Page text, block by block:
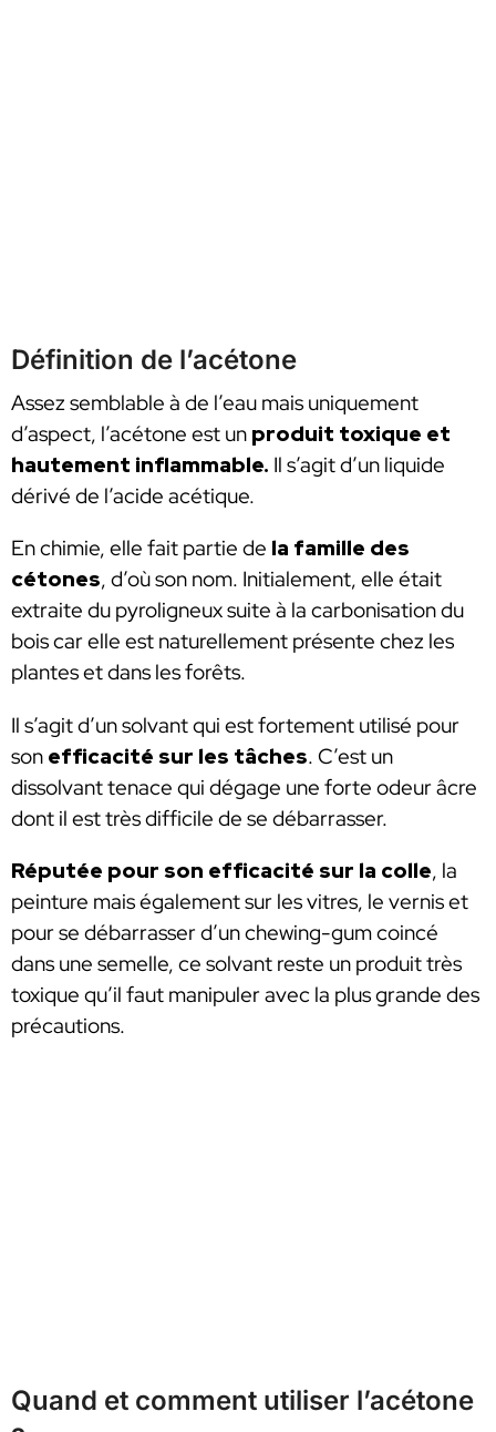
Définition de l’acétone
Assez semblable à de l’eau mais uniquement
d’aspect, l’acétone est un produit toxique et
hautement inflammable. Il s’agit d’un liquide
dérivé de l’acide acétique.
En chimie, elle fait partie de la famille des
cétones, d’où son nom. Initialement, elle était
extraite du pyroligneux suite à la carbonisation du
bois car elle est naturellement présente chez les
plantes et dans les forêts.
Il s’agit d’un solvant qui est fortement utilisé pour
son efficacité sur les tâches. C’est un
dissolvant tenace qui dégage une forte odeur âcre
dont il est très difficile de se débarrasser.
Réputée pour son efficacité sur la colle, la
peinture mais également sur les vitres, le vernis et
pour se débarrasser d’un chewing-gum coincé
dans une semelle, ce solvant reste un produit très
toxique qu’il faut manipuler avec la plus grande des
précautions.
Quand et comment utiliser l’acétone